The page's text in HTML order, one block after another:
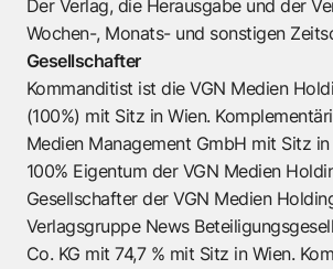
Der Verlag, die Herausgabe und der
Wochen-, Monats- und sonstigen
Gesellschafter
Kommanditist ist die VGN Medien
(100%) mit Sitz in Wien.
Medien Management GmbH mit Sitz
100% Eigentum der VGN Medien
Gesellschafter der VGN Medien
Verlagsgruppe News
Co. KG mit 74,7 % mit Sitz in Wien.